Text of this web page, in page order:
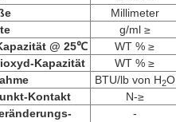
Millimeter
g/ml ≥
@ 25℃
WT % ≥
Kapazität
WT % ≥
BTU/lb von H2O
Kontakt
N-≥
-